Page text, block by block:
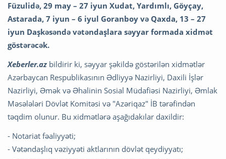
Füzulidə, 29 may – 27 iyun Xudat, Yardımlı, Göyçay,
Astarada, 7 iyun – 6 iyul Goranboy və Qaxda, 13 – 27
iyun Daşkəsəndə vətəndaşlara səyyar formada xidmət
göstərəcək.
Xeberler.az bildirir ki, səyyar şəkildə göstərilən xidmətlər
Azərbaycan Respublikasının Ədliyyə Nazirliyi, Daxili İşlər
Nazirliyi, Əmək və Əhalinin Sosial Müdafiəsi Nazirliyi, Əmlak
Məsələləri Dövlət Komitəsi və "Azəriqaz" İB tərəfindən
təqdim olunur. Bu xidmətlərə aşağıdakılar daxildir:
- Notariat fəaliyyəti;
- Vətəndaşlıq vəziyyəti aktlarının dövlət qeydiyyatı;